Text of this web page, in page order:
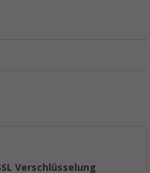
Verschlüsselung